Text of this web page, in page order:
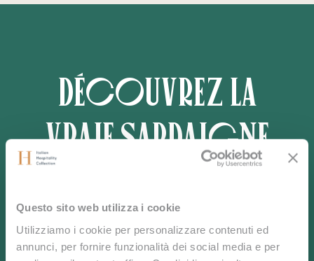
Questo sito web utilizza i cookie
Utilizziamo i cookie per personalizzare contenuti ed
annunci, per fornire funzionalità dei social media e per
Découvrez la
vraie Sardaigne
Découvrez la beauté intacte et la tranquillité de cette
Réservez dès maintenant ou contactez-nous pour
vivre une expérience sur mesure.